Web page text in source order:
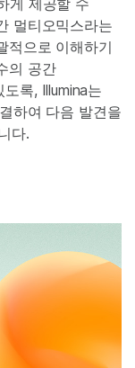
게 제공할 수
멀티오믹스라는
적으로 이해하기
의 공간
록, Illumina는
하여 다음 발견을
다.